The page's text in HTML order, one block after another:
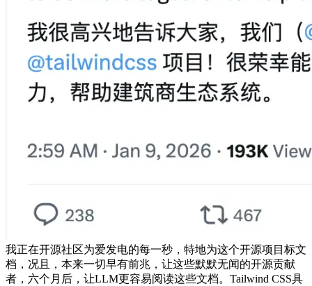
我正在开源社区为爱发电的每一秒，特地为这个开源项目标文
档，况且，本来一切早有前兆，让这些默默无闻的开源贡献
者，六个月后，让LLM更容易阅读这些文档。Tailwind CSS具